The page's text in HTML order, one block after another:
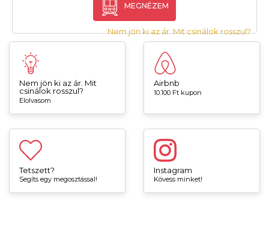
MEGNÉZEM
Nem jön ki az ár. Mit csinálok rosszul?
Nem jön ki az ár. Mit
csinálok rosszul?
Elolvasom
Airbnb
10.100 Ft kupon
Tetszett?
Segíts egy megosztással!
Instagram
Kövess minket!